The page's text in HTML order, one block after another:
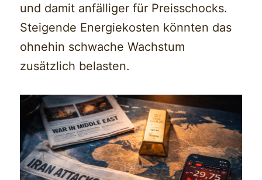
und damit anfälliger für Preisschocks.
Steigende Energiekosten könnten das
ohnehin schwache Wachstum
zusätzlich belasten.